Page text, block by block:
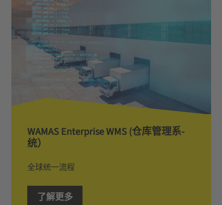
W­A­M­A­S­ ­E­n­t­e­r­p­r­i­s­e­ ­W­M­S­ ­(­仓­库­管­理­系­
统­）
全球统一流程
了解更多